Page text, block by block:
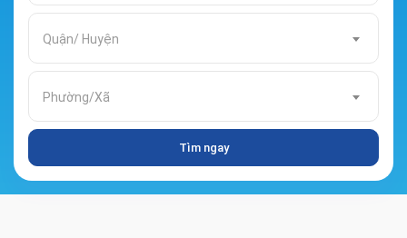
Quận/ Huyện
Phường/Xã
Tìm ngay